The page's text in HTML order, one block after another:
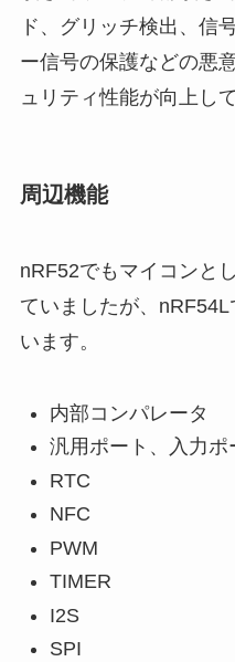
ド、グリッチ検出、信
ー信号の保護などの悪
ュリティ性能が向上し
周辺機能
nRF52でもマイコンと
ていましたが、
います。
内部コンパレータ
汎用ポート、入力ポ
RTC
NFC
PWM
TIMER
I2S
SPI